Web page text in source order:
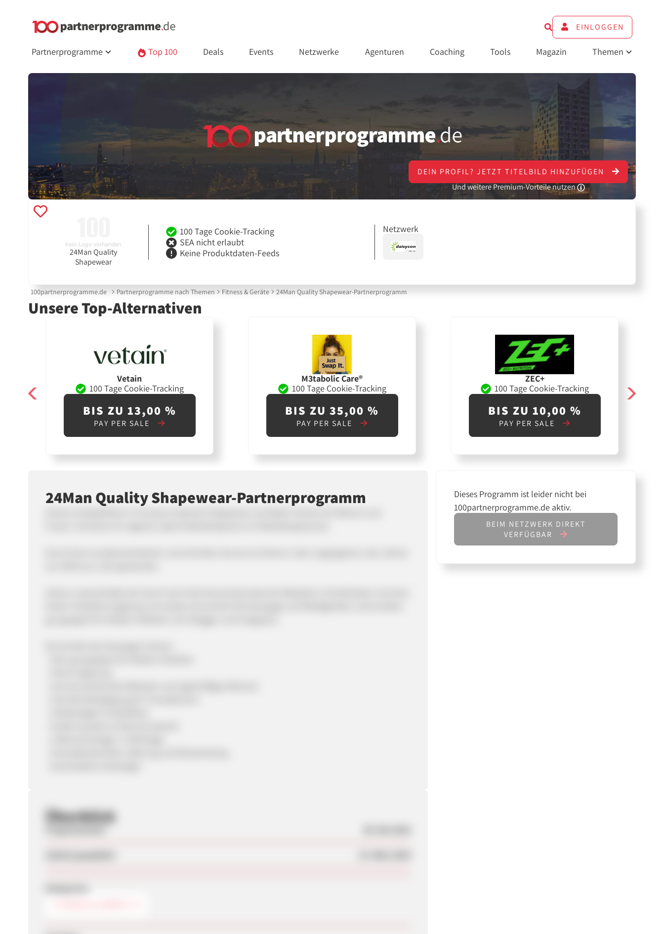
EINLOGGEN
Partnerprogramme Top 100 Deals Events Netzwerke Agenturen Coaching Tools Magazin Themen
DEIN PROFIL? JETZT TITELBILD HINZUFÜGEN
Und weitere Premium-Vorteile nutzen
24Man Quality
Shapewear
100 Tage Cookie-Tracking
SEA nicht erlaubt
Keine Produktdaten-Feeds
Netzwerk
100partnerprogramme.de Partnerprogramme nach Themen Fitness & Geräte 24Man Quality Shapewear-Partnerprogramm
Unsere Top-Alternativen
Vetain
100 Tage Cookie-Tracking
BIS ZU 13,00 %
PAY PER SALE
M3tabolic Care®
100 Tage Cookie-Tracking
BIS ZU 35,00 %
PAY PER SALE
ZEC+
100 Tage Cookie-Tracking
BIS ZU 10,00 %
PAY PER SALE
24Man Quality Shapewear-Partnerprogramm
Überblick
Dieses Programm ist leider nicht bei
100partnerprogramme.de aktiv.
BEIM NETZWERK DIREKT
VERFÜGBAR